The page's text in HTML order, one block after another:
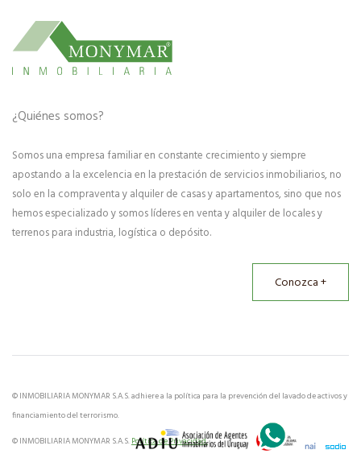
¿Quiénes somos?
Somos una empresa familiar en constante crecimiento y siempre
apostando a la excelencia en la prestación de servicios inmobiliarios, no
solo en la compraventa y alquiler de casas y apartamentos, sino que nos
hemos especializado y somos líderes en venta y alquiler de locales y
terrenos para industria, logística o depósito.
Conozca +
© INMOBILIARIA MONYMAR S.A.S. adhiere a la política para la prevención del lavado de activos y
financiamiento del terrorismo.
© INMOBILIARIA MONYMAR S.A.S.Política de Privacidad.